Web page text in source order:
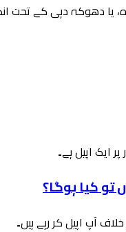
یا دھوکہ دہی کے تحت
ایک اپیل ہے۔
تو کیا ہوگا؟
آپ اپیل کر رہے ہیں۔